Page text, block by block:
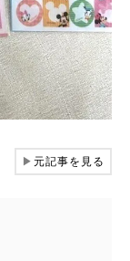
▶元記事を見る